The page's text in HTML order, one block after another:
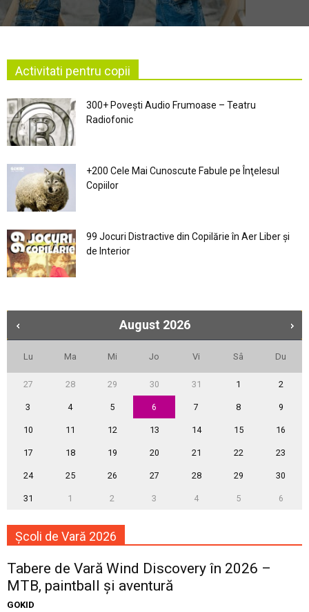
Activitati pentru copii
300+ Povești Audio Frumoase – Teatru
Radiofonic
+200 Cele Mai Cunoscute Fabule pe Înţelesul
Copiilor
99 Jocuri Distractive din Copilărie în Aer Liber şi
de Interior
August 2026
Lu Ma Mi Jo Vi Sâ Du
27 28 29 30 31 1 2
3 4 5 6 7 8 9
10 11 12 13 14 15 16
17 18 19 20 21 22 23
24 25 26 27 28 29 30
31 1 2 3 4 5 6
Școli de Vară 2026
Tabere de Vară Wind Discovery în 2026 –
MTB, paintball și aventură
GOKID